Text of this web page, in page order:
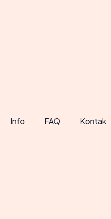
Info FAQ Kontak